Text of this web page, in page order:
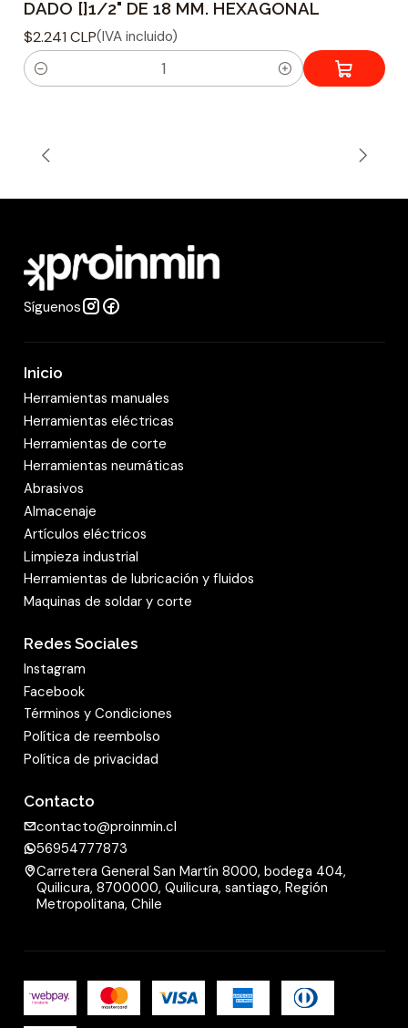
DADO []1/2" DE 18 MM. HEXAGONAL
$2.241 CLP(IVA incluido)
C
d
Síguenos
Inicio
Herramientas manuales
Herramientas eléctricas
Herramientas de corte
Herramientas neumáticas
Abrasivos
Almacenaje
Artículos eléctricos
Limpieza industrial
Herramientas de lubricación y fluidos
Maquinas de soldar y corte
Redes Sociales
Instagram
Facebook
Términos y Condiciones
Política de reembolso
Política de privacidad
Contacto
contacto@proinmin.cl
56954777873
Carretera General San Martín 8000, bodega 404,
Quilicura, 8700000, Quilicura, santiago, Región
Metropolitana, Chile